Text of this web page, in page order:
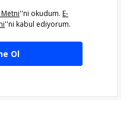
''ni okudum. E-
''ni kabul ediyorum.
Ol